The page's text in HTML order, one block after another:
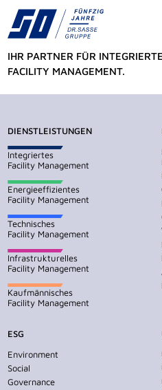
IHR PARTNER FÜR
FACILITY MANAGEMENT.
DIENSTLEISTUNGEN
Integriertes
Facility Management
Energieeffizientes
Facility Management
Technisches
Facility Management
Infrastrukturelles
Facility Management
Kaufmännisches
Facility Management
ESG
Environment
Social
Governance